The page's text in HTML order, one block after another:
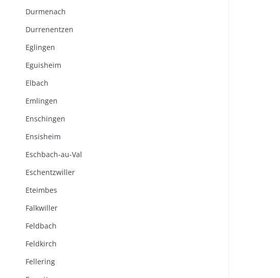
Durmenach
Durrenentzen
Eglingen
Eguisheim
Elbach
Emlingen
Enschingen
Ensisheim
Eschbach-au-Val
Eschentzwiller
Eteimbes
Falkwiller
Feldbach
Feldkirch
Fellering